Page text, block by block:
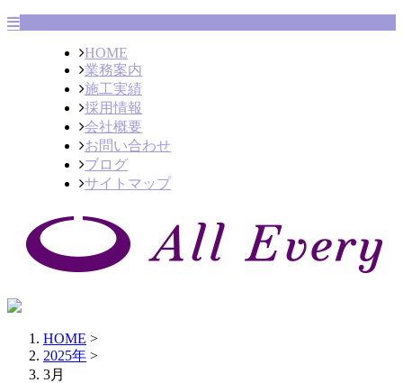
HOME
業務案内
施工実績
採用情報
会社概要
お問い合わせ
ブログ
サイトマップ
HOME >
2025年 >
3月